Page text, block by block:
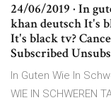
24/06/2019 · In
khan deutsch It's
It's black tv?
Subscribed
In Guten Wie In
WIE IN SCHWEREN